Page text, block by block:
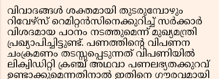
വിവാദങ്ങൾ ശക്തമായി തുടരുമ്പോഴും
റിവേഴ്‌സ് റെമിറ്റൻസിനെക്കുറിച്ച് സർക്കാർ
വിശദമായ പഠനം നടത്തുമെന്ന് മുഖ്യമന്ത്രി
പ്രഖ്യാപിച്ചിട്ടുണ്ട്. പണത്തിൻ്റെ വിപണന
ചംക്രമണം തടസ്സപ്പെടുന്നത് വിപണിയിൽ
ലിക്വിഡിറ്റി ക്രഞ്ച് അഥവാ പണലഭ്യതക്കുറവ്
ഉണ്ടാക്കുമെന്നതിനാൽ ഇതിനെ ഗൗരവമായി